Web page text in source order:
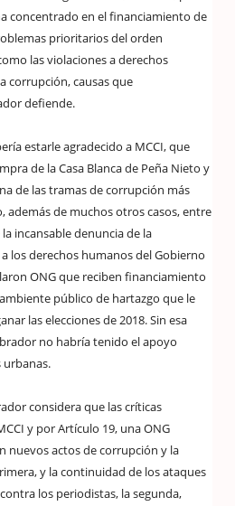
concentrado en el financiamiento de
prioritarios del orden
las violaciones a derechos
corrupción, causas que
defiende.
estarle agradecido a MCCI, que
de la Casa Blanca de Peña Nieto y
de las tramas de corrupción más
además de muchos otros casos, entre
incansable denuncia de la
los derechos humanos del Gobierno
ONG que reciben financiamiento
público de hartazgo que le
las elecciones de 2018. Sin esa
no habría tenido el apoyo
urbanas.
considera que las críticas
y por Artículo 19, una ONG
nuevos actos de corrupción y la
y la continuidad de los ataques
los periodistas, la segunda,